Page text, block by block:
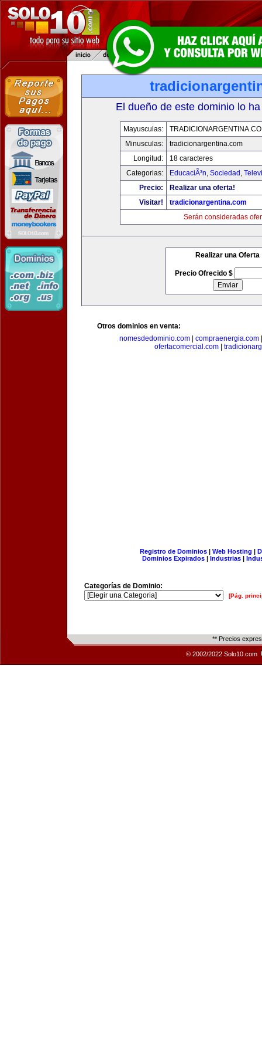
El dueño de este dominio lo
Mayusculas:
Minusculas:
tradicionargentina.com
Longitud:
18 caracteres
Categorias:
EducaciÃ³n, Sociedad ,
Precio:
Realizar una oferta!
Visitar!
tradicionargentina.com
Serán consideradas
Realizar una Oferta
Precio Ofrecido $
Otros dominios en venta:
nomesdedominio.com| compraenergia.com
ofertacomercial.com
Registro de Dominios| Web Hosting |
Dominios Expirados | Industrias |
Categorías de Dominio:
[Pág.
** Precios
© 2002/2022 Solo10.com